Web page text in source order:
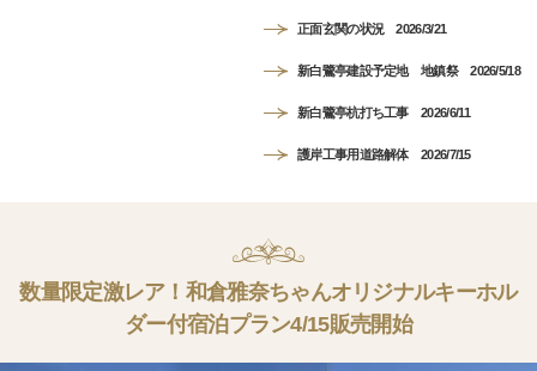
正面玄関の状況 2026/3/21
新白鷺亭建設予定地 地鎮祭 2026/5/18
新白鷺亭杭打ち工事 2026/6/11
護岸工事用道路解体 2026/7/15
数量限定激レア！和倉雅奈ちゃんオリジナルキーホル
ダー付宿泊プラン4/15販売開始